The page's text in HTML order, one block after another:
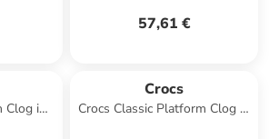
57,61 €
Clog in
Crocs
Crocs Classic Platform Clog in